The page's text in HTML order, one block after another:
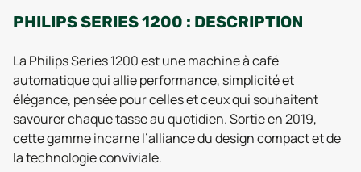
PHILIPS SERIES 1200 : DESCRIPTION
La Philips Series 1200 est une machine à café
automatique qui allie performance, simplicité et
élégance, pensée pour celles et ceux qui souhaitent
savourer chaque tasse au quotidien. Sortie en 2019,
cette gamme incarne l’alliance du design compact et de
la technologie conviviale.